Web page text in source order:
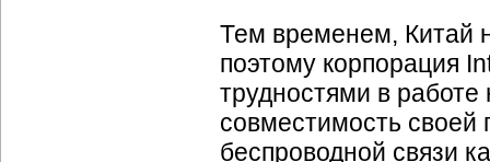
Тем временем, Китай
поэтому корпорация
трудностями в
совместимость своей
беспроводной связи